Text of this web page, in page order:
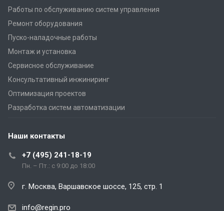
Работы по обслуживанию систем управления
Ремонт оборудования
Пуско-наладочные работы
Монтаж и установка
Сервисное обслуживание
Консультативный инжиниринг
Оптимизация проектов
Разработка систем автоматизации
Наши контакты
+7 (495) 241-18-19
Пн. – Пт.: с 9:00 до 18:00
г. Москва, Варшавское шоссе, 125, стр. 1
info@regin.pro